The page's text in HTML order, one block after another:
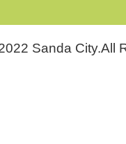
Sanda City.All